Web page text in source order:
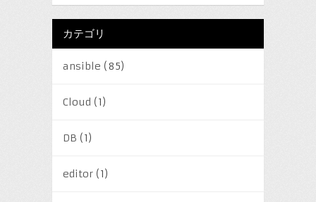
カテゴリ
ansible (85)
Cloud (1)
DB (1)
editor(1)